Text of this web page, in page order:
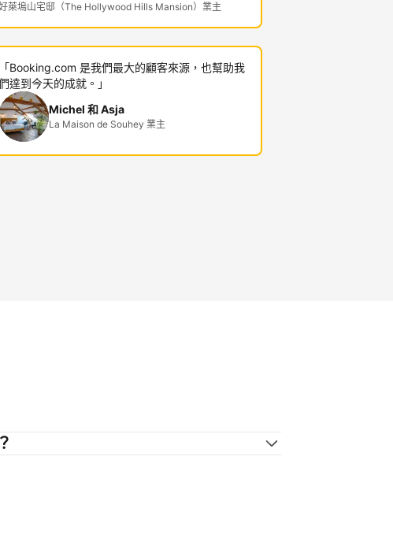
萊塢山宅邸（The Hollywood Hills Mansion）業主
「Booking.com 是我們最大的顧客來源，也幫助我
達到今天的成就。」
Michel 和 Asja
La Maison de Souhey 業主